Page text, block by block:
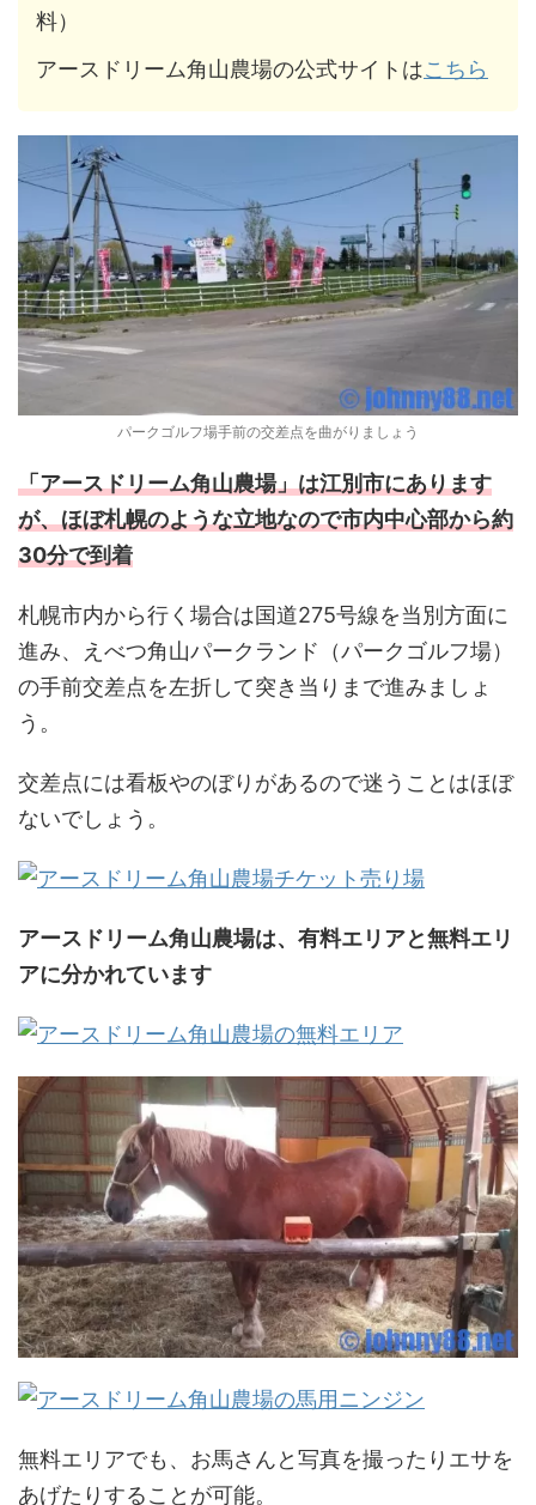
料）
アースドリーム角山農場の公式サイトはこちら
パークゴルフ場手前の交差点を曲がりましょう
「アースドリーム角山農場」は江別市にあります
が、ほぼ札幌のような立地なので市内中心部から約
30分で到着
札幌市内から行く場合は国道275号線を当別方面に
進み、えべつ角山パークランド（パークゴルフ場）
の手前交差点を左折して突き当りまで進みましょ
う。
交差点には看板やのぼりがあるので迷うことはほぼ
ないでしょう。
アースドリーム角山農場は、有料エリアと無料エリ
アに分かれています
無料エリアでも、お馬さんと写真を撮ったりエサを
あげたりすることが可能。